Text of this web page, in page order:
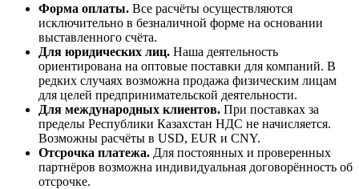
Форма оплаты. Все расчёты осуществляются
исключительно в безналичной форме на основании
выставленного счёта.
Для юридических лиц. Наша деятельность
ориентирована на оптовые поставки для компаний. В
редких случаях возможна продажа физическим лицам
для целей предпринимательской деятельности.
Для международных клиентов. При поставках за
пределы Республики Казахстан НДС не начисляется.
Возможны расчёты в USD, EUR и CNY.
Отсрочка платежа. Для постоянных и проверенных
партнёров возможна индивидуальная договорённость об
отсрочке.